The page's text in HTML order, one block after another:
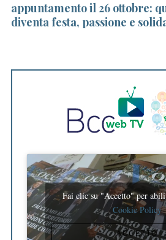
appuntamento il 26 ottobre:
diventa festa, passione e
Fai clic su "Accetto" per
Cookie Policy
ACCETTO
r
: